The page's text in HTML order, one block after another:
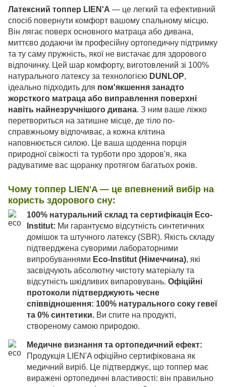
Латексний топпер LIEN'A — це легкий та ефективний
спосіб повернути комфорт вашому спальному місцю.
Він лягає поверх основного матраца або дивана,
миттєво додаючи їм професійну ортопедичну підтримку
та ту саму пружність, якої не вистачає для здорового
відпочинку. Цей шар комфорту, виготовлений зі 100%
натурального латексу за технологією DUNLOP,
ідеально підходить для пом'якшення занадто
жорсткого матраца або виправлення поверхні
навіть найнезручнішого дивана. З ним ваше ліжко
перетвориться на затишне місце, де тіло по-
справжньому відпочиває, а кожна клітина
наповнюється силою. Це ваша щоденна порція
природної свіжості та турботи про здоров'я, яка
радуватиме вас щоранку протягом багатьох років.
Чому топпер LIEN'A — це впевнений вибір на
користь здорового сну:
100% натуральний склад та сертифікація Eco-
Institut: Ми гарантуємо відсутність синтетичних
домішок та штучного латексу (SBR). Якість складу
підтверджена суворими лабораторними
випробуваннями Eco-Institut (Німеччина), які
засвідчують абсолютну чистоту матеріалу та
відсутність шкідливих випаровувань. Офіційні
протоколи підтверджують чесне
співвідношення: 100% натурального соку гевеї
та 0% синтетики. Ви спите на продукті,
створеному самою природою.
Медичне визнання та ортопедичний ефект:
Продукція LIEN'A офіційно сертифікована як
медичний виріб. Це підтверджує, що топпер має
виражені ортопедичні властивості: він правильно